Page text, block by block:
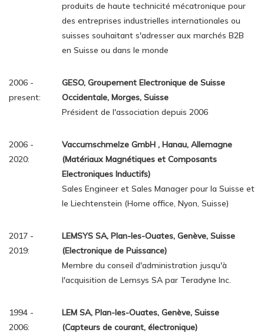
produits de haute technicité mécatronique pour
des entreprises industrielles internationales ou
suisses souhaitant s'adresser aux marchés B2B
en Suisse ou dans le monde
2006 -
present:
GESO, Groupement Electronique de Suisse
Occidentale, Morges, Suisse
Président de l'association depuis 2006
2006 -
2020:
Vaccumschmelze GmbH , Hanau, Allemagne
(Matériaux Magnétiques et Composants
Electroniques Inductifs)
Sales Engineer et Sales Manager pour la Suisse et
le Liechtenstein (Home office, Nyon, Suisse)
2017 -
2019:
LEMSYS SA, Plan-les-Ouates, Genève, Suisse
(Electronique de Puissance)
Membre du conseil d'administration jusqu'à
l'acquisition de Lemsys SA par Teradyne Inc.
1994 -
2006:
LEM SA, Plan-les-Ouates, Genève, Suisse
(Capteurs de courant, électronique)